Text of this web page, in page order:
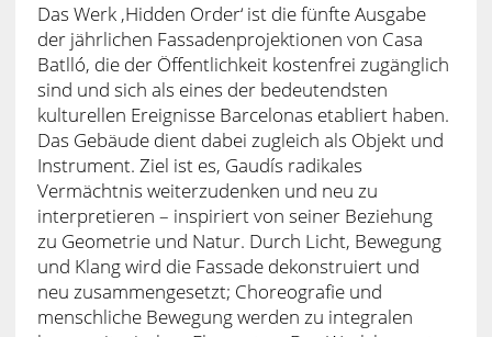
Das Werk ‚Hidden Order‘ ist die fünfte Ausgabe
der jährlichen Fassadenprojektionen von Casa
Batlló, die der Öffentlichkeit kostenfrei zugänglich
sind und sich als eines der bedeutendsten
kulturellen Ereignisse Barcelonas etabliert haben.
Das Gebäude dient dabei zugleich als Objekt und
Instrument. Ziel ist es, Gaudís radikales
Vermächtnis weiterzudenken und neu zu
interpretieren – inspiriert von seiner Beziehung
zu Geometrie und Natur. Durch Licht, Bewegung
und Klang wird die Fassade dekonstruiert und
neu zusammengesetzt; Choreografie und
menschliche Bewegung werden zu integralen